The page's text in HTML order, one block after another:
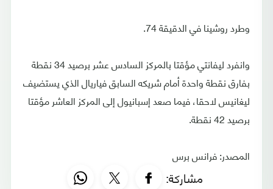
وطرد روشينا في الدقيقة 74.
وانفرد ليفانتي مؤقتا بالمركز السادس عشر برصيد 34 نقطة
بفارق نقطة واحدة أمام شريكه السابق فياريال الذي يستضيف
ليغانيس لاحقا، فيما صعد إسبانيول إلى المركز العاشر مؤقتا
برصيد 42 نقطة.
المصدر: فرانس برس
مشاركة: